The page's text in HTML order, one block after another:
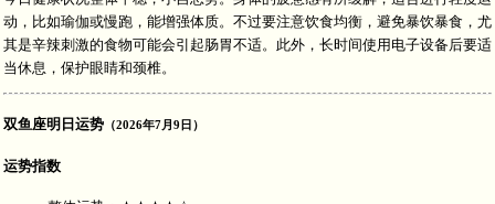
动，比如瑜伽或慢跑，能增强体质。不过要注意饮食均衡，避免暴饮暴食，尤
其是辛辣刺激的食物可能会引起肠胃不适。此外，长时间使用电子设备后要适
当休息，保护眼睛和颈椎。
双鱼座明日运势 （2026年7月9日）
运势指数